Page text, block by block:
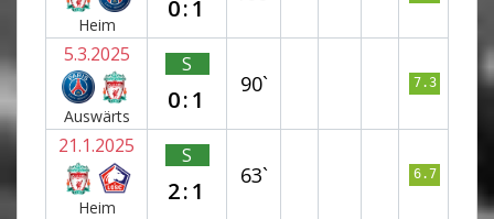
Heim
0:1
5.3.2025
Auswärts
S
0:1
90` 7.3
21.1.2025
Heim
S
2:1
63` 6.7